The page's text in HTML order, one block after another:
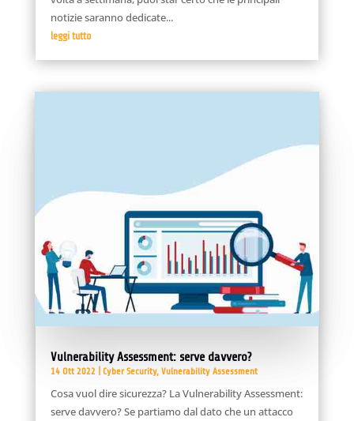
notizie saranno dedicate...
leggi tutto
Vulnerability Assessment: serve davvero?
14 Ott 2022 Cyber Security, Vulnerability Assessment
Cosa vuol dire sicurezza? La Vulnerability Assessment:
serve davvero? Se partiamo dal dato che un attacco